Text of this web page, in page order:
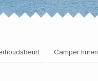
Camper huren